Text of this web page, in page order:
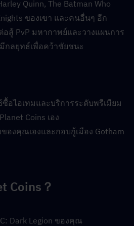
Quinn, The Batman Who
ของเขา และคนอื่นๆ อีก
อสู้ PvP มหากาพย์และวางแผนการ
กลยุทธ์เพื่อคว้าชัยชนะ
อไอเทมและบริการระดับพรีเมียม
Coins เอง
องคุณเองและกอบกู้เมือง Gotham
Coins？
Dark Legion ของคุณ